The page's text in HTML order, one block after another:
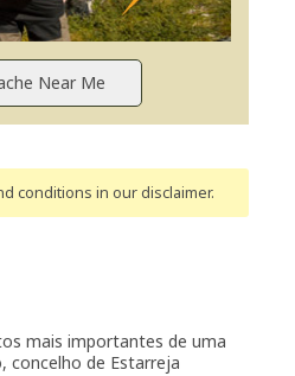
conditions in our disclaimer.
mais importantes de uma
concelho de Estarreja